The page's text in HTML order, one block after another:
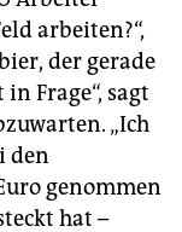
arbeiten?“,
der gerade
Frage“, sagt
„Ich
den
genommen
hat –